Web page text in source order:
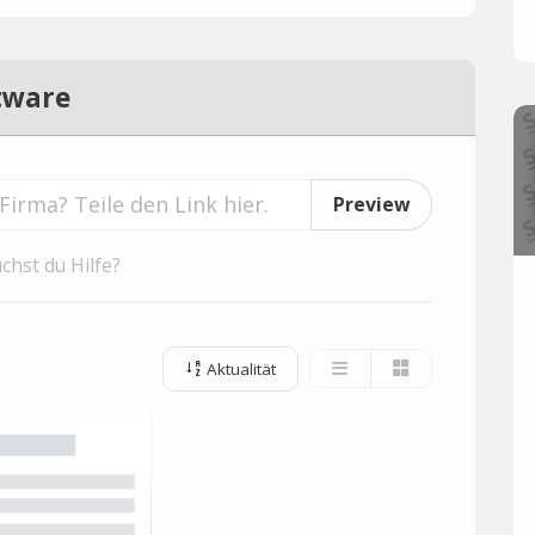
Preview
du Hilfe?
Aktualität